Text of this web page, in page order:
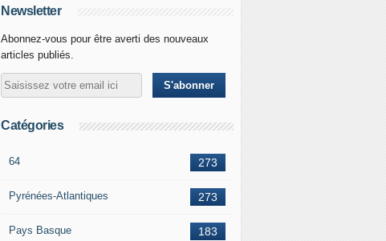
Newsletter
Abonnez-vous pour être averti des nouveaux
articles publiés.
Catégories
273
64
273
Pyrénées-Atlantiques
183
Pays Basque